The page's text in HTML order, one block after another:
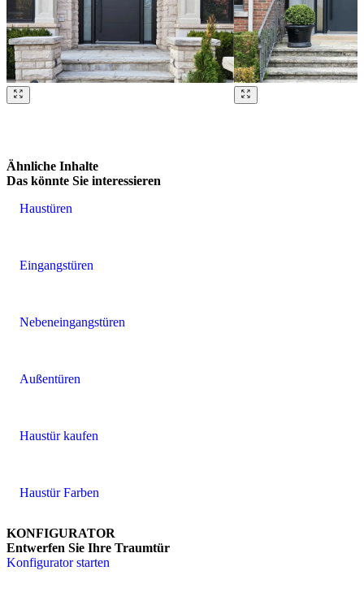
Ähnliche Inhalte
Das könnte Sie interessieren
Haustüren
Eingangstüren
Nebeneingangstüren
Außentüren
Haustür kaufen
Haustür Farben
KONFIGURATOR
Entwerfen Sie Ihre Traumtür
Konfigurator starten